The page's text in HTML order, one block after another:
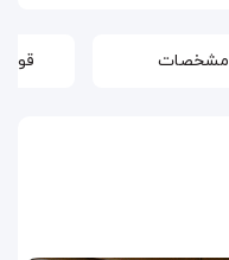
مشخصات